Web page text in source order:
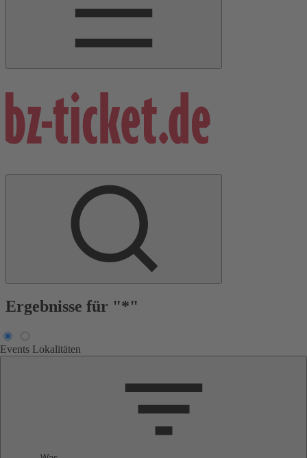
Ergebnisse für "*"
Events Lokalitäten